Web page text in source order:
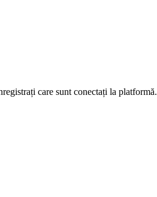
care sunt conectați la platformă.